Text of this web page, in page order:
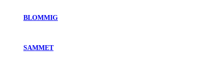
BLOMMIG
SAMMET